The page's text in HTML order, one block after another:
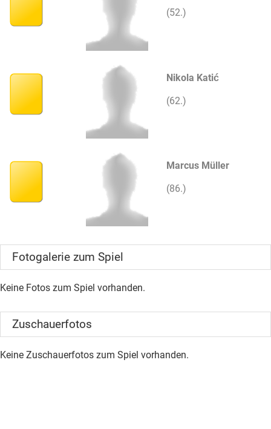
(52.)
Nikola Katić
(62.)
Marcus Müller
(86.)
Fotogalerie zum Spiel
Keine Fotos zum Spiel vorhanden.
Zuschauerfotos
Keine Zuschauerfotos zum Spiel vorhanden.